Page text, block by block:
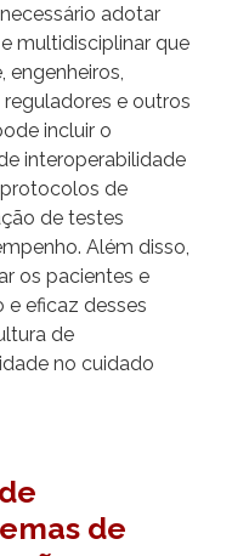
adotar
multidisciplinar que
e outros
incluir o
interoperabilidade
de
de testes
Além disso,
os pacientes e
e eficaz desses
de
no cuidado
de